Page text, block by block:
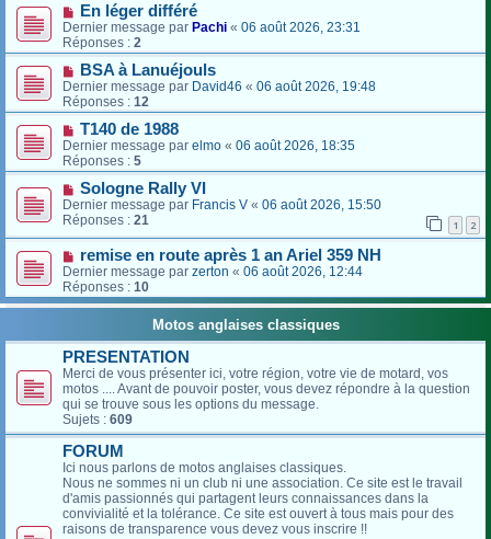
En léger différé
Dernier message par Pachi « 06 août 2026, 23:31
Réponses : 2
BSA à Lanuéjouls
Dernier message par David46 « 06 août 2026, 19:48
Réponses : 12
T140 de 1988
Dernier message par elmo « 06 août 2026, 18:35
Réponses : 5
Sologne Rally VI
Dernier message par Francis V « 06 août 2026, 15:50
Réponses : 21 1 2
remise en route après 1 an Ariel 359 NH
Dernier message par zerton « 06 août 2026, 12:44
Réponses : 10
Motos anglaises classiques
PRESENTATION
Merci de vous présenter ici, votre région, votre vie de motard, vos
motos .... Avant de pouvoir poster, vous devez répondre à la question
qui se trouve sous les options du message.
Sujets : 609
FORUM
Ici nous parlons de motos anglaises classiques.
Nous ne sommes ni un club ni une association. Ce site est le travail
d'amis passionnés qui partagent leurs connaissances dans la
convivialité et la tolérance. Ce site est ouvert à tous mais pour des
raisons de transparence vous devez vous inscrire !!